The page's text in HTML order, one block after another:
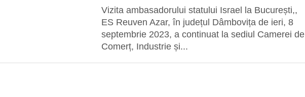
Vizita ambasadorului statului Israel la București,,
ES Reuven Azar, în județul Dâmbovița de ieri, 8
septembrie 2023, a continuat la sediul Camerei de
Comerț, Industrie și...